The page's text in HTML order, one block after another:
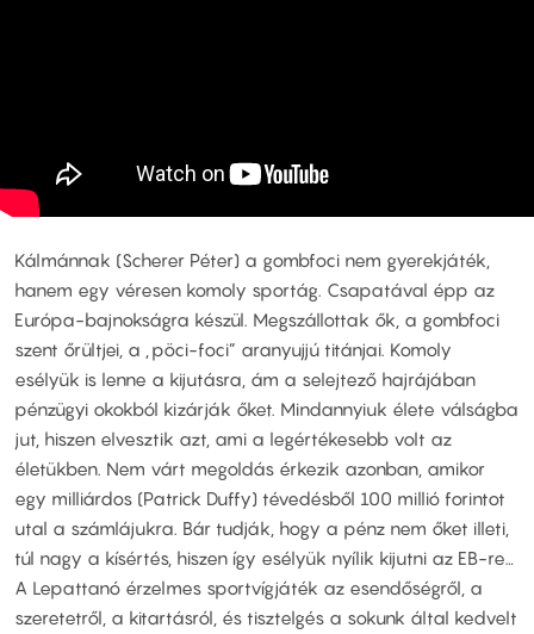
Kálmánnak (Scherer Péter) a gombfoci nem gyerekjáték,
hanem egy véresen komoly sportág. Csapatával épp az
Európa-bajnokságra készül. Megszállottak ők, a gombfoci
szent őrültjei, a „pöci-foci” aranyujjú titánjai. Komoly
esélyük is lenne a kijutásra, ám a selejtező hajrájában
pénzügyi okokból kizárják őket. Mindannyiuk élete válságba
jut, hiszen elvesztik azt, ami a legértékesebb volt az
életükben. Nem várt megoldás érkezik azonban, amikor
egy milliárdos (Patrick Duffy) tévedésből 100 millió forintot
utal a számlájukra. Bár tudják, hogy a pénz nem őket illeti,
túl nagy a kísértés, hiszen így esélyük nyílik kijutni az EB-re…
A Lepattanó érzelmes sportvígjáték az esendőségről, a
szeretetről, a kitartásról, és tisztelgés a sokunk által kedvelt